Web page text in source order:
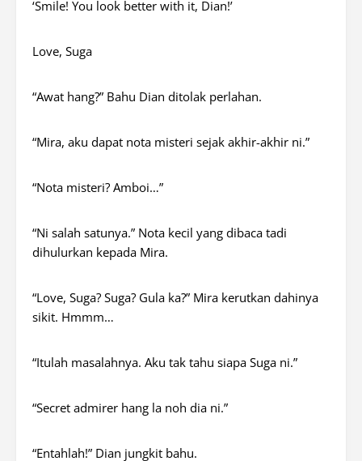
‘Smile! You look better with it, Dian!’
Love, Suga
“Awat hang?” Bahu Dian ditolak perlahan.
“Mira, aku dapat nota misteri sejak akhir-akhir ni.”
“Nota misteri? Amboi…”
“Ni salah satunya.” Nota kecil yang dibaca tadi
dihulurkan kepada Mira.
“Love, Suga? Suga? Gula ka?” Mira kerutkan dahinya
sikit. Hmmm…
“Itulah masalahnya. Aku tak tahu siapa Suga ni.”
“Secret admirer hang la noh dia ni.”
“Entahlah!” Dian jungkit bahu.